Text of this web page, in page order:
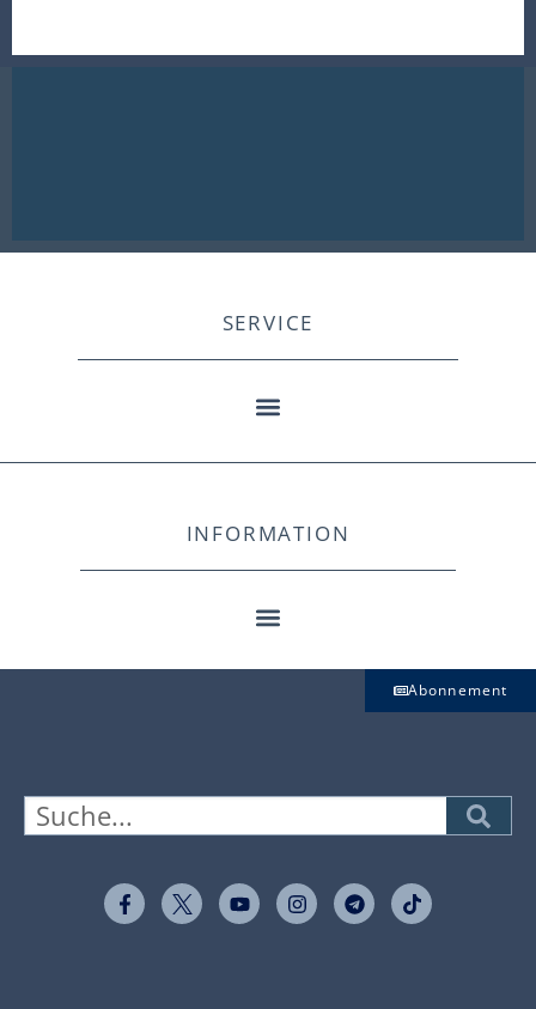
SERVICE
INFORMATION
Abonnement